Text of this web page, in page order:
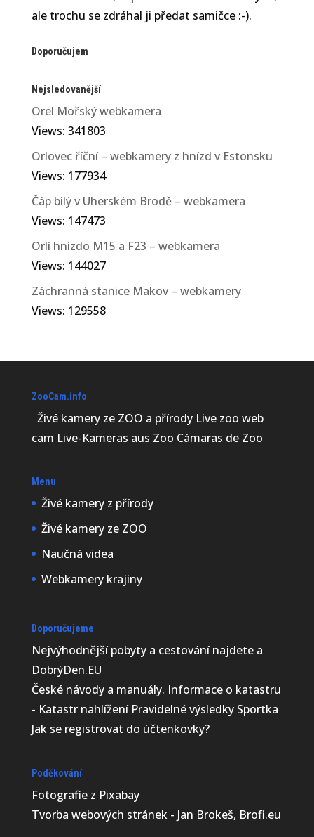
ale trochu se zdráhal ji předat samičce :-).
Doporučujem
Nejsledovanější
Orel Mořský webkamera
Views: 341803
Orlovec říční – webkamery z hnízd v Estonsku
Views: 177934
Čáp bílý v Uherském Brodě – webkamera
Views: 147473
Orlí hnízdo M15 a F23 – webkamera
Views: 144027
Záchranná stanice Makov – webkamery
Views: 129558
ZooCam.info
Živé kamery ze ZOO a přírody Live zoo web
cam Live-Kameras aus Zoo Cámaras de Zoo
Menu
Živé kamery z přírody
Živé kamery ze ZOO
Naučná videa
Webkamery krajiny
Doporučujeme
Nejvýhodnější pobyty a cestování najdete a
DobrýDen.EU
České návodya manuály. Informace o katastru
- Katastr nahlíženíPravidelné výsledky Sportka
Jak se registrovat do účtenkovky?
Poděkování
Fotografie z Pixabay
Tvorba webových stránek - Jan Brokeš, Brofi.eu